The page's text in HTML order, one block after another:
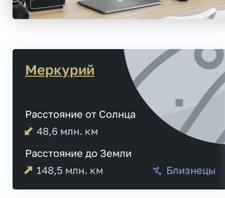
Меркурий
Расстояние от Солнца
48,6 млн. км
Расстояние до Земли
148,5 млн. км Близнецы